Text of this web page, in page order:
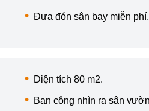
Đưa đón sân bay miễn
Diện tích 80 m2.
Ban công nhìn ra sân vườn